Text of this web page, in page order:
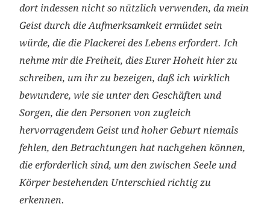
dort indessen nicht so nützlich verwenden, da mein
Geist durch die Aufmerksamkeit ermüdet sein
würde, die die Plackerei des Lebens erfordert. Ich
nehme mir die Freiheit, dies Eurer Hoheit hier zu
schreiben, um ihr zu bezeigen, daß ich wirklich
bewundere, wie sie unter den Geschäften und
Sorgen, die den Personen von zugleich
hervorragendem Geist und hoher Geburt niemals
fehlen, den Betrachtungen hat nachgehen können,
die erforderlich sind, um den zwischen Seele und
Körper bestehenden Unter­schied richtig zu
erkennen.